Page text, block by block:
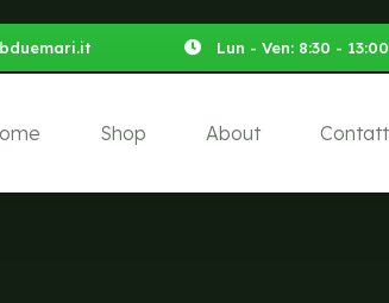
Lun - Ven: 8:30 -
Shop About